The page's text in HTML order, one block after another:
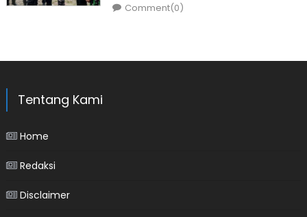
Comment(0)
Tentang Kami
Home
Redaksi
Disclaimer